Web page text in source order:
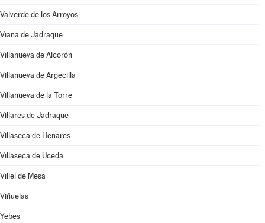
Valverde de los Arroyos
Viana de Jadraque
Villanueva de Alcorón
Villanueva de Argecilla
Villanueva de la Torre
Villares de Jadraque
Villaseca de Henares
Villaseca de Uceda
Villel de Mesa
Viñuelas
Yebes